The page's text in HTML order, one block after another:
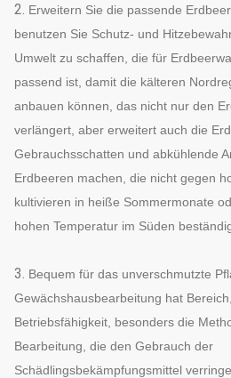
2. Erweitern Sie die passende
benutzen Sie Schutz- und
Umwelt zu schaffen, die für
passend ist, damit die kälteren
anbauen können, das nicht nur den
verlängert, aber erweitert auch die
Gebrauchsschatten und abkühlende
Erdbeeren machen, die nicht gegen
kultivieren in heiße Sommermonate
hohen Temperatur im Süden
3. Bequem für das unverschmutzte
Gewächshausbearbeitung hat
Betriebsfähigkeit, besonders die
Bearbeitung, die den Gebrauch der
Schädlingsbekämpfungsmittel